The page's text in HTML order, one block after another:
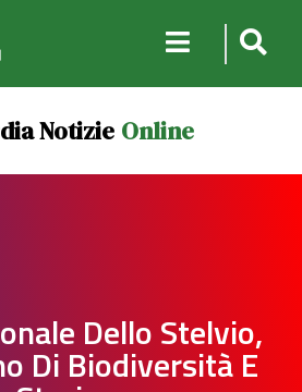
Notizie Online
Dello Stelvio,
Di Biodiversità E